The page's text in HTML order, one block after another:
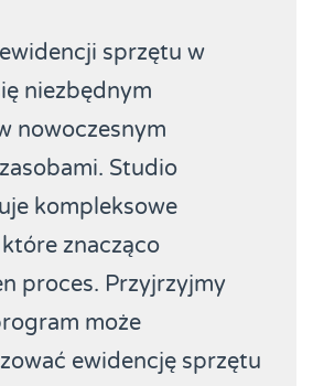
sprzętu w
niezbędnym
nowoczesnym
Studio
kompleksowe
znacząco
proces. Przyjrzyjmy
może
ewidencję sprzętu